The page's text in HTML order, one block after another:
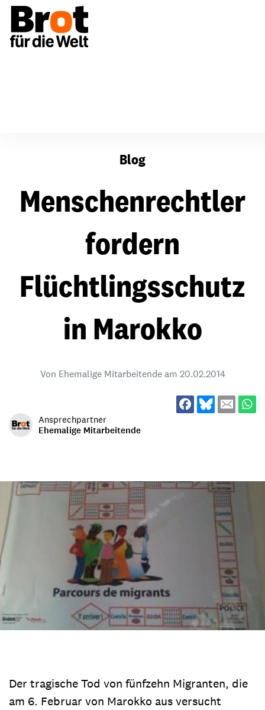
Blog
Menschenrechtler
fordern
Flüchtlingsschutz
in Marokko
Von Ehemalige Mitarbeitende am 20.02.2014
Ansprechpartner
Ehemalige Mitarbeitende
Der tragische Tod von fünfzehn Migranten, die
am 6. Februar von Marokko aus versucht